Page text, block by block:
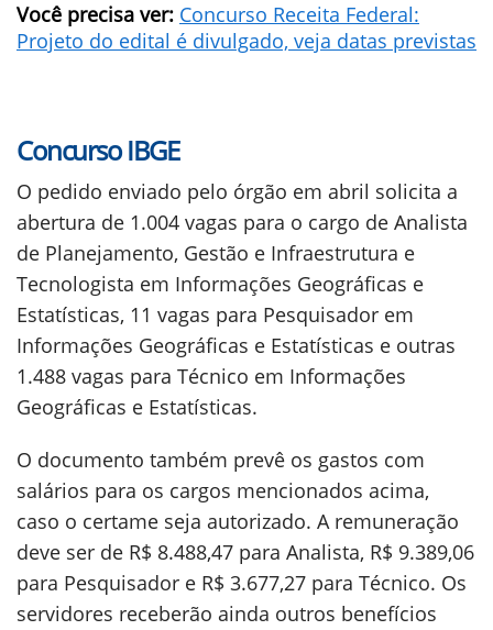
Você precisa ver: Concurso Receita Federal:
Projeto do edital é divulgado, veja datas previstas
Concurso IBGE
O pedido enviado pelo órgão em abril solicita a
abertura de 1.004 vagas para o cargo de Analista
de Planejamento, Gestão e Infraestrutura e
Tecnologista em Informações Geográficas e
Estatísticas, 11 vagas para Pesquisador em
Informações Geográficas e Estatísticas e outras
1.488 vagas para Técnico em Informações
Geográficas e Estatísticas.
O documento também prevê os gastos com
salários para os cargos mencionados acima,
caso o certame seja autorizado. A remuneração
deve ser de R$ 8.488,47 para Analista, R$ 9.389,06
para Pesquisador e R$ 3.677,27 para Técnico. Os
servidores receberão ainda outros benefícios